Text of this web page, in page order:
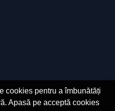
cookies pentru a îmbunătăți
Apasă pe acceptă cookies